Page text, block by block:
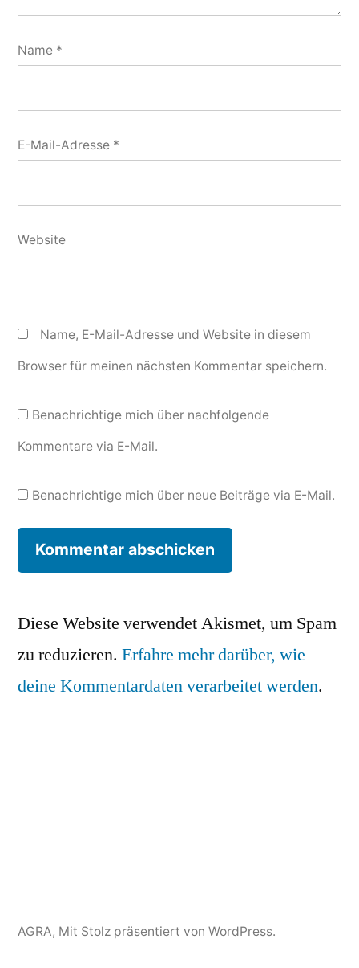
Name *
E-Mail-Adresse *
Website
Name, E-Mail-Adresse und Website in diesem
Browser für meinen nächsten Kommentar speichern.
Benachrichtige mich über nachfolgende
Kommentare via E-Mail.
Benachrichtige mich über neue Beiträge via E-Mail.
Diese Website verwendet Akismet, um Spam
zu reduzieren. Erfahre mehr darüber, wie
deine Kommentardaten verarbeitet werden.
AGRA, Mit Stolz präsentiert von WordPress.